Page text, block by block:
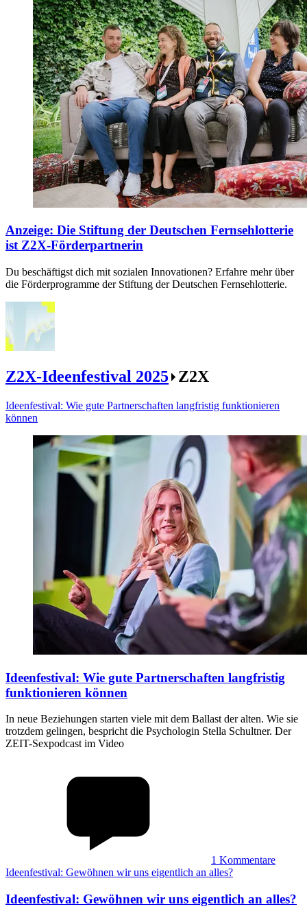
Anzeige: Die Stiftung der Deutschen Fernsehlotterie
ist Z2X-Förderpartnerin
Du beschäftigst dich mit sozialen Innovationen? Erfahre mehr über
die Förderprogramme der Stiftung der Deutschen Fernsehlotterie.
Z2X-Ideenfestival 2025 Z2X
Ideenfestival: Wie gute Partnerschaften langfristig funktionieren
können
Ideenfestival: Wie gute Partnerschaften langfristig
funktionieren können
In neue Beziehungen starten viele mit dem Ballast der alten. Wie sie
trotzdem gelingen, bespricht die Psychologin Stella Schultner. Der
ZEIT-Sexpodcast im Video
1 Kommentare
Ideenfestival: Gewöhnen wir uns eigentlich an alles?
Ideenfestival: Gewöhnen wir uns eigentlich an alles?